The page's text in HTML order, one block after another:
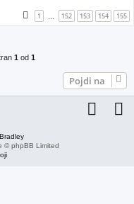
1 152 153 154 155
1 od 1
Pojdi na
© phpBB Limited